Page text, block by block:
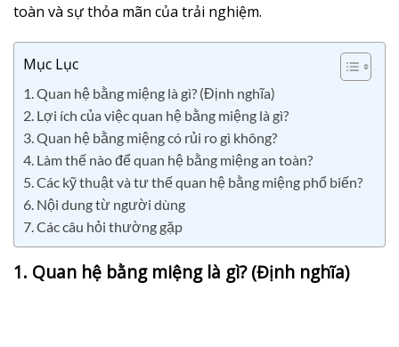
toàn và sự thỏa mãn của trải nghiệm.
Mục Lục
1. Quan hệ bằng miệng là gì? (Định nghĩa)
2. Lợi ích của việc quan hệ bằng miệng là gì?
3. Quan hệ bằng miệng có rủi ro gì không?
4. Làm thế nào để quan hệ bằng miệng an toàn?
5. Các kỹ thuật và tư thế quan hệ bằng miệng phổ biến?
6. Nội dung từ người dùng
7. Các câu hỏi thường gặp
1. Quan hệ bằng miệng là gì? (Định nghĩa)